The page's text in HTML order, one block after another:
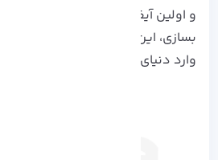
و اولین آیفونت رو گرفته باشی، چه
بسازی، این راهنما کمکت می‌ کنه
وارد دنیای اپل بشی و از امکاناتش